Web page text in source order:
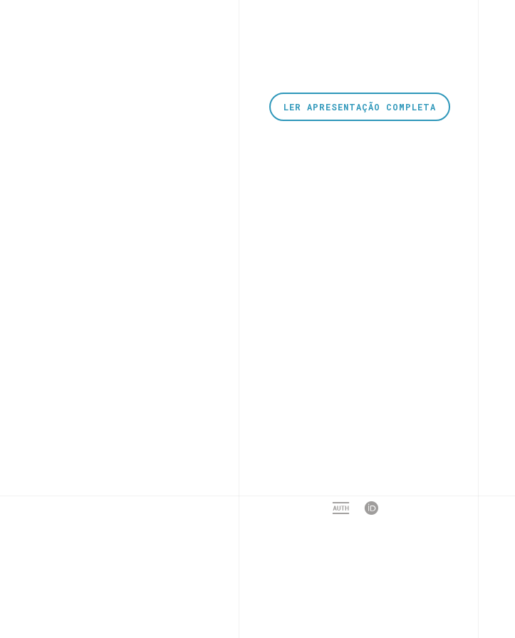
LER APRESENTAÇÃO COMPLETA